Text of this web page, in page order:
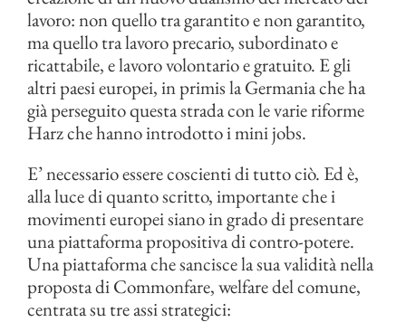
lavoro: non quello tra garantito e non garantito,
ma quello tra lavoro precario, subordinato e
ricattabile, e lavoro volontario e gratuito. E gli
altri paesi europei, in primis la Germania che ha
già perseguito questa strada con le varie riforme
Harz che hanno introdotto i mini jobs.
E’ necessario essere coscienti di tutto ciò. Ed è,
alla luce di quanto scritto, importante che i
movimenti europei siano in grado di presentare
una piattaforma propositiva di contro-potere.
Una piattaforma che sancisce la sua validità nella
proposta di Commonfare, welfare del comune,
centrata su tre assi strategici: